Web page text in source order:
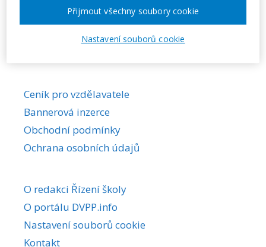
Požadovaná akce nebyla nalezena.
Ceník pro vzdělavatele
Bannerová inzerce
Obchodní podmínky
Ochrana osobních údajů
O redakci Řízení školy
O portálu DVPP.info
Nastavení souborů cookie
Kontakt
Nastavení souborů cookie
Přijmout všechny soubory cookie